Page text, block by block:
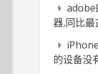
adobe
器,同比
的设备没